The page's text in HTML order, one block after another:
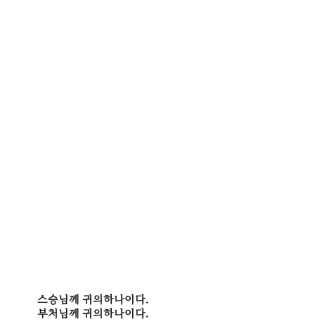
스승님께 귀의하나이다.
부처님께 귀의하나이다.